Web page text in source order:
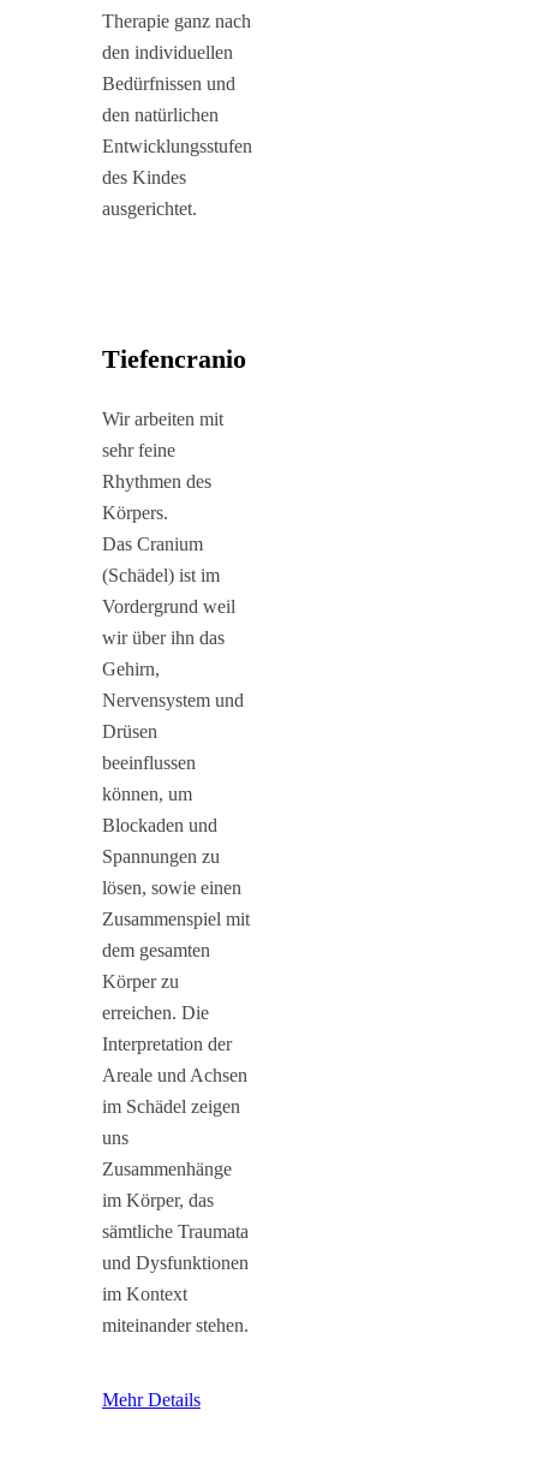
Therapie ganz nach
den individuellen
Bedürfnissen und
den natürlichen
Entwicklungsstufen
des Kindes
ausgerichtet.
Tiefencranio
Wir arbeiten mit
sehr feine
Rhythmen des
Körpers.
Das Cranium
(Schädel) ist im
Vordergrund weil
wir über ihn das
Gehirn,
Nervensystem und
Drüsen
beeinflussen
können, um
Blockaden und
Spannungen zu
lösen, sowie einen
Zusammenspiel mit
dem gesamten
Körper zu
erreichen. Die
Interpretation der
Areale und Achsen
im Schädel zeigen
uns
Zusammenhänge
im Körper, das
sämtliche Traumata
und Dysfunktionen
im Kontext
miteinander stehen.
Mehr Details